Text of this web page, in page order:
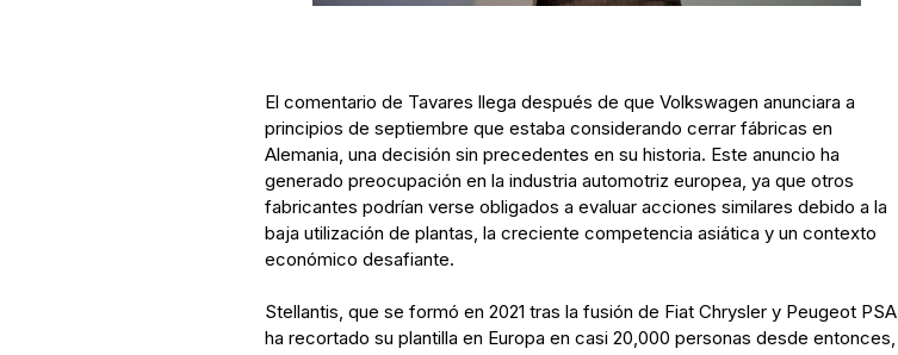
El comentario de Tavares llega después de que Volkswagen anunciara a
principios de septiembre que estaba considerando cerrar fábricas en
Alemania, una decisión sin precedentes en su historia. Este anuncio ha
generado preocupación en la industria automotriz europea, ya que otros
fabricantes podrían verse obligados a evaluar acciones similares debido a la
baja utilización de plantas, la creciente competencia asiática y un contexto
económico desafiante.
Stellantis, que se formó en 2021 tras la fusión de Fiat Chrysler y Peugeot PSA,
ha recortado su plantilla en Europa en casi 20,000 personas desde entonces,